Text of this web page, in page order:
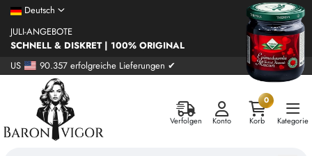
Deutsch
JULI-ANGEBOTE
SCHNELL & DISKRET | 100% ORIGINAL
US
90.357 erfolgreiche Lieferungen ✔
Verfolgen Konto
0
Korb
Kategorie